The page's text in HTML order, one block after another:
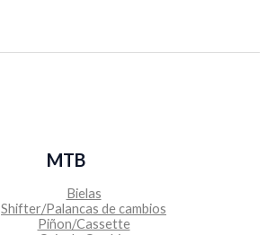
MTB
Bielas
Shifter/Palancas de cambios
Piñon/Cassette